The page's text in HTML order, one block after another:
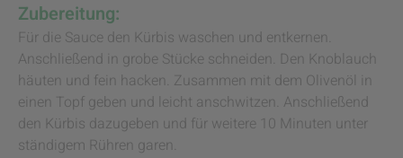
Zubereitung:
Für die Sauce den Kürbis waschen und entkernen.
Anschließend in grobe Stücke schneiden. Den Knoblauch
häuten und fein hacken. Zusammen mit dem Olivenöl in
einen Topf geben und leicht anschwitzen. Anschließend
den Kürbis dazugeben und für weitere 10 Minuten unter
ständigem Rühren garen.